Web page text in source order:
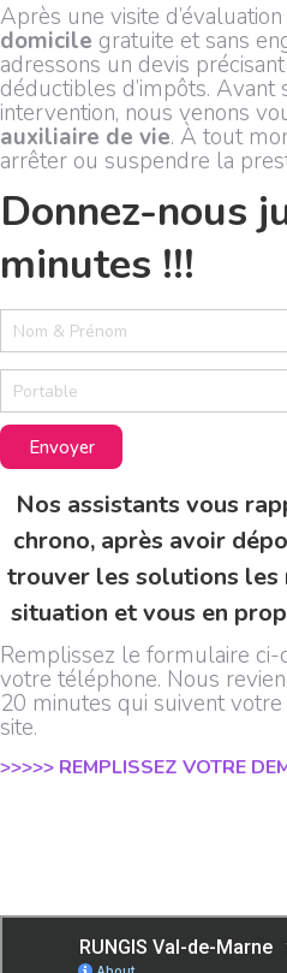
Après une visite
domicile gratuite et sans
adressons un devis
déductibles d’impôts. Avant
intervention, nous venons
auxiliaire de vie. À tout
arrêter ou suspendre la
Donnez-nous
minutes !!!
2
m
n
u
t Envoyer
Nos assistants vous
chrono, après avoir
trouver les solutions les
situation et vous en
Remplissez le formulaire
votre téléphone. Nous
20 minutes qui suivent
site.
>>>>> REMPLISSEZ VOTRE